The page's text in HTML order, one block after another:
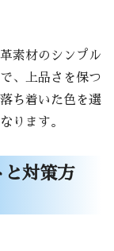
素材のシンプル
、上品さを保つ
ち着いた色を選
ります。
と対策方